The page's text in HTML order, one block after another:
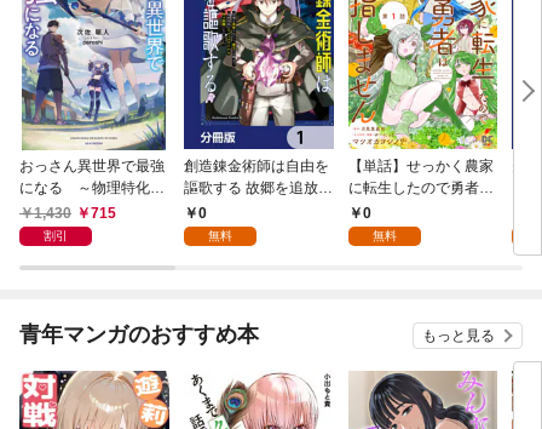
おっさん異世界で最強
になる ～物理特化の
覚醒者～
1,430 715
割引
創造錬金術師は自由を
謳歌する 故郷を追放さ
れたら、魔王のお膝元
で超絶効果のマジック
0
無料
【単話】せっかく農家
に転生したので勇者は
目指しません【第1
話】
0
無料
青年マンガのおすすめ本 もっと見る